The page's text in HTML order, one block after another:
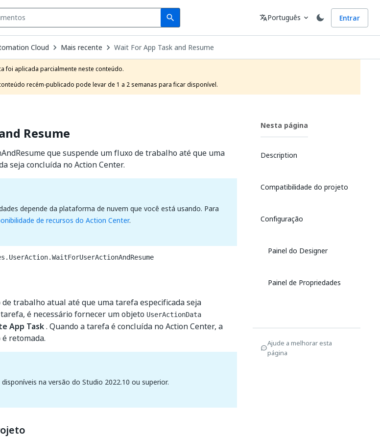
search
Search Idioma
translatePortuguês expand_more Entrar
Cloud Mais recente Wait For App Task and Resume
foi aplicada parcialmente neste conteúdo.
recém-publicado pode levar de 1 a 2 semanas para ficar disponível.
Resume
que suspende um fluxo de trabalho até que uma
seja concluída no Action Center.
depende da plataforma de nuvem que você está usando. Para
de recursos do Action Center.
de trabalho atual até que uma tarefa especificada seja
é necessário fornecer um objeto UserActionData
App Task. Quando a tarefa é concluída no Action Center, a
retomada.
na versão do Studio 2022.10 ou superior.
Nesta página
Description
Compatibilidade do projeto
Configuração
Painel do Designer
Painel de Propriedades
Ajude a melhorar esta
página